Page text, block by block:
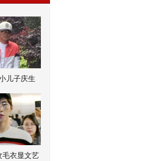
儿子庆生
毛衣显文艺